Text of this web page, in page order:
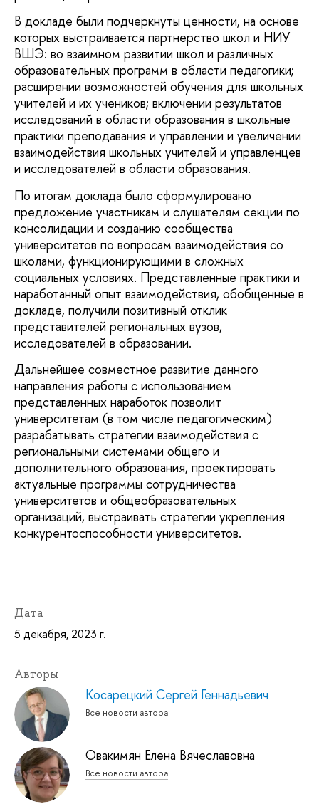
В докладе были подчеркнуты ценности, на основе
которых выстраивается партнерство школ и НИУ
ВШЭ: во взаимном развитии школ и различных
образовательных программ в области педагогики;
расширении возможностей обучения для школьных
учителей и их учеников; включении результатов
исследований в области образования в школьные
практики преподавания и управлении и увеличении
взаимодействия школьных учителей и управленцев
и исследователей в области образования.
По итогам доклада было сформулировано
предложение участникам и слушателям секции по
консолидации и созданию сообщества
университетов по вопросам взаимодействия со
школами, функционирующими в сложных
социальных условиях. Представленные практики и
наработанный опыт взаимодействия, обобщенные в
докладе, получили позитивный отклик
представителей региональных вузов,
исследователей в образовании.
Дальнейшее совместное развитие данного
направления работы с использованием
представленных наработок позволит
университетам (в том числе педагогическим)
разрабатывать стратегии взаимодействия с
региональными системами общего и
дополнительного образования, проектировать
актуальные программы сотрудничества
университетов и общеобразовательных
организаций, выстраивать стратегии укрепления
конкурентоспособности университетов.
Дата
5 декабря, 2023 г.
Авторы
Косарецкий Сергей Геннадьевич
Все новости автора
Овакимян Елена Вячеславовна
Все новости автора